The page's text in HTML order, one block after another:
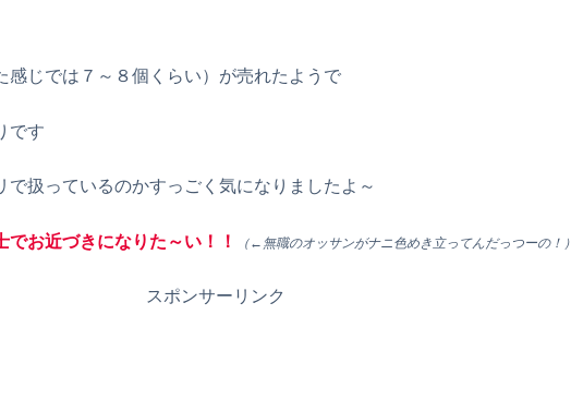
感じでは７～８個くらい）が売れたようで
です
で扱っているのかすっごく気になりましたよ～
でお近づきになりた～い！！ （←無職のオッサンがナニ色めき立ってんだっつーの！）
スポンサーリンク